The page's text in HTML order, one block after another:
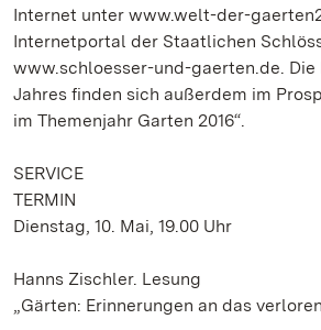
Internet unter www.welt-der-
Internetportal der Staatlichen
www.schloesser-und-gaerten.de. Die
Jahres finden sich außerdem im
im Themenjahr Garten 2016“.
SERVICE
TERMIN
Dienstag, 10. Mai, 19.00 Uhr
Hanns Zischler. Lesung
„Gärten: Erinnerungen an das